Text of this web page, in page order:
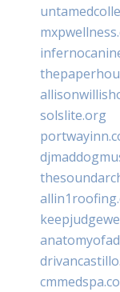
solslite.org